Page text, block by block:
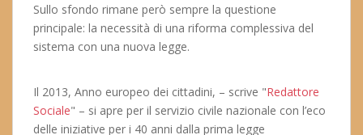
Sullo sfondo rimane però sempre la questione
principale: la necessità di una riforma complessiva del
sistema con una nuova legge.
Il 2013, Anno europeo dei cittadini, – scrive "Redattore
Sociale" – si apre per il servizio civile nazionale con l’eco
delle iniziative per i 40 anni dalla prima legge